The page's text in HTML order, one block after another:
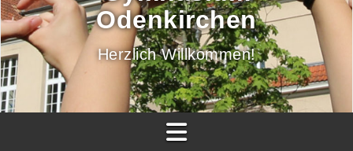
Odenkirchen
Herzlich Willkommen!